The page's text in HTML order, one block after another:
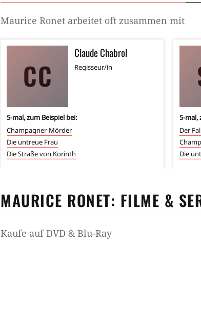
Maurice Ronet arbeitet oft zusammen mit
CC
Claude Chabrol
Regisseur/in
5-mal, zum Beispiel bei:
Champagner-Mörder
Die untreue Frau
Die Straße von Korinth
5-mal,
Der
Die
MAURICE RONET: FILME &
Kaufe auf DVD & Blu-Ray